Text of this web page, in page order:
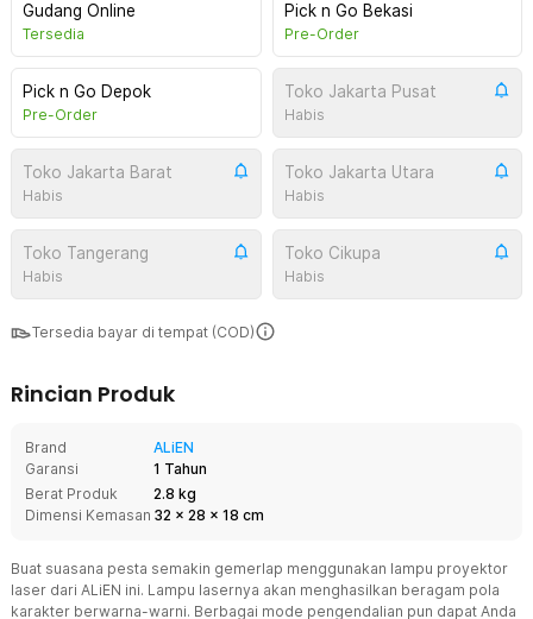
Gudang Online
Tersedia
Pick n Go Bekasi
Pre-Order
Pick n Go Depok
Pre-Order
Toko Jakarta Pusat
Habis
Toko Jakarta Barat
Habis
Toko Jakarta Utara
Habis
Toko Tangerang
Habis
Toko Cikupa
Habis
Tersedia bayar di tempat (COD)
Rincian Produk
Brand
ALiEN
Garansi
1 Tahun
Berat Produk
2.8 kg
Dimensi Kemasan 32 x 28 x 18 cm
Buat suasana pesta semakin gemerlap menggunakan lampu proyektor
laser dari ALiEN ini. Lampu lasernya akan menghasilkan beragam pola
karakter berwarna-warni. Berbagai mode pengendalian pun dapat Anda